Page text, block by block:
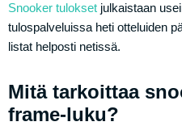
Snooker tulokset julkaistaan
tulospalveluissa heti otteluiden
listat helposti netissä.
Mitä tarkoittaa
frame-luku?